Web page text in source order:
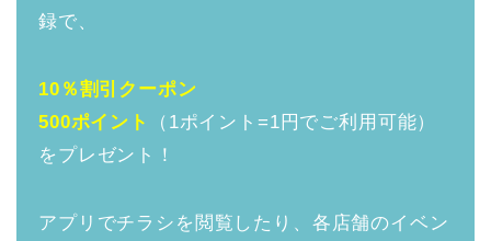
録で、
10％割引クーポン
500ポイント
（1ポイント=1円でご利用可能）
をプレゼント！
アプリでチラシを閲覧したり、各店舗のイベン